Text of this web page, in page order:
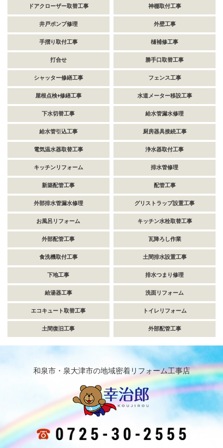
ドアクローザー取替工事 神棚取付工事
井戸ポンプ修理 外壁工事
手摺り取付工事 樋補修工事
打合せ 勝手口取替工事
シャッター修繕工事 フェンス工事
屋根点検+修繕工事 水道メーター移設工事
下水切替工事 給水管漏水修理
給水管引込工事 厨房器具接続工事
電気温水器取替工事 浄水器取付工事
キッチンリフォーム 排水管修理
新築配管工事 配管工事
外部排水管漏水修理 グリストラップ設置工事
お風呂リフォーム キッチン水栓取替工事
外部配管工事 瓦降ろし作業
食洗機取付工事 土間排水設置工事
下地工事 排水つまり修理
給湯器工事 洗面リフォーム
エコキュート取替工事 トイレリフォーム
土間復旧工事 外部配管工事
和泉市・泉大津市の地域密着リフォーム工事店